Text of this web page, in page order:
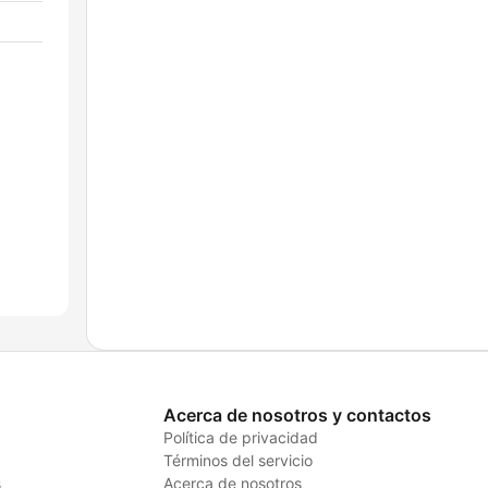
Acerca de nosotros y contactos
Política de privacidad
Términos del servicio
Acerca de nosotros